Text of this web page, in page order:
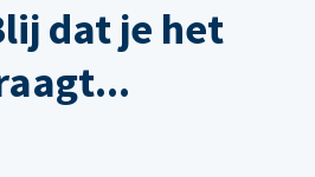
dat je het